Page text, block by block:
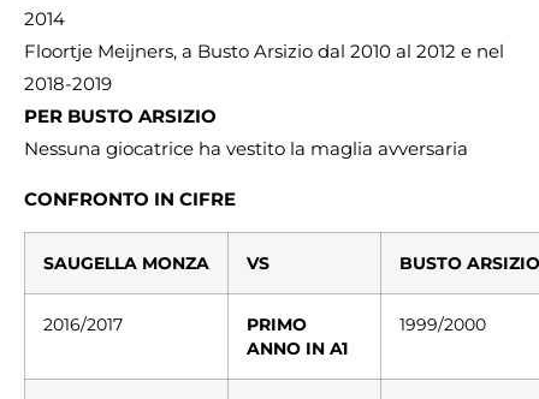
2014
Floortje Meijners, a Busto Arsizio dal 2010 al 2012 e nel
2018-2019
PER BUSTO ARSIZIO
Nessuna giocatrice ha vestito la maglia avversaria
CONFRONTO IN CIFRE
SAUGELLA MONZA VS BUSTO ARSIZIO
2016/2017
PRIMO
ANNO IN A1
1999/2000